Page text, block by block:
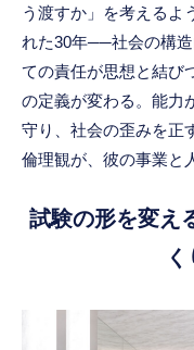
う渡すか」を考えるよ
れた30年──社会の構
ての責任が思想と結び
の定義が変わる。能力
守り、社会の歪みを正
倫理観が、彼の事業と
試験の形を変え